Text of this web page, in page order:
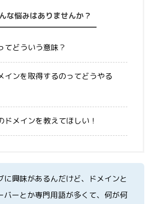
な悩みはありませんか？
てどういう意味？
インを取得するのってどうやる
ドメインを教えてほしい！
に興味があるんだけど、ドメインと
バーとか専門用語が多くて、何が何